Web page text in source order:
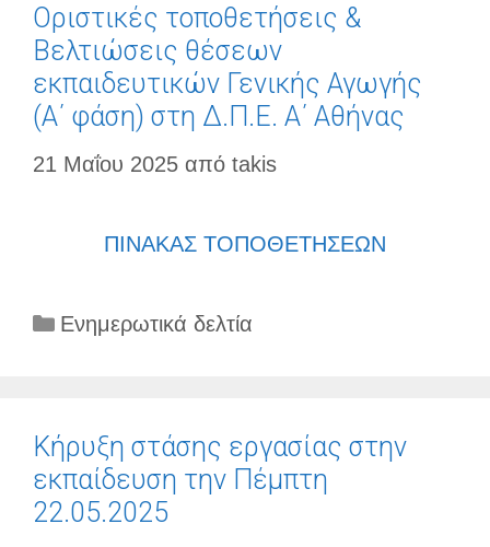
Οριστικές τοποθετήσεις &
Βελτιώσεις θέσεων
εκπαιδευτικών Γενικής Αγωγής
(Α΄ φάση) στη Δ.Π.Ε. Α΄ Αθήνας
21 Μαΐου 2025 από takis
ΠΙΝΑΚΑΣ ΤΟΠΟΘΕΤΗΣΕΩΝ
Κατηγορίες
Ενημερωτικά δελτία
Κήρυξη στάσης εργασίας στην
εκπαίδευση την Πέμπτη
22.05.2025